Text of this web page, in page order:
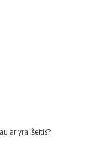
ar yra išeitis?